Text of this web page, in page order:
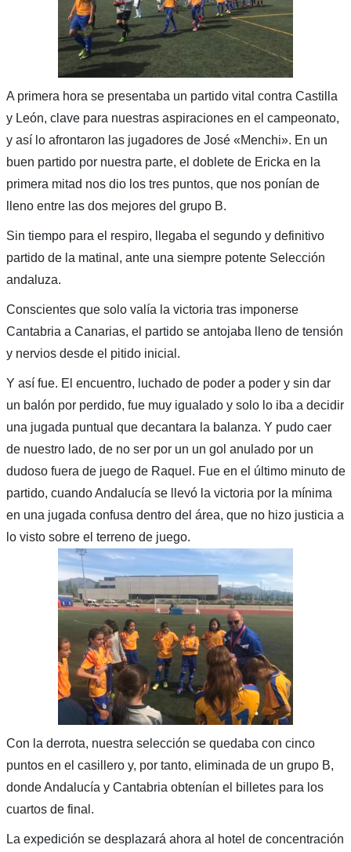
A primera hora se presentaba un partido vital contra Castilla
y León, clave para nuestras aspiraciones en el campeonato,
y así lo afrontaron las jugadores de José «Menchi». En un
buen partido por nuestra parte, el doblete de Ericka en la
primera mitad nos dio los tres puntos, que nos ponían de
lleno entre las dos mejores del grupo B.
Sin tiempo para el respiro, llegaba el segundo y definitivo
partido de la matinal, ante una siempre potente Selección
andaluza.
Conscientes que solo valía la victoria tras imponerse
Cantabria a Canarias, el partido se antojaba lleno de tensión
y nervios desde el pitido inicial.
Y así fue. El encuentro, luchado de poder a poder y sin dar
un balón por perdido, fue muy igualado y solo lo iba a decidir
una jugada puntual que decantara la balanza. Y pudo caer
de nuestro lado, de no ser por un un gol anulado por un
dudoso fuera de juego de Raquel. Fue en el último minuto de
partido, cuando Andalucía se llevó la victoria por la mínima
en una jugada confusa dentro del área, que no hizo justicia a
lo visto sobre el terreno de juego.
Con la derrota, nuestra selección se quedaba con cinco
puntos en el casillero y, por tanto, eliminada de un grupo B,
donde Andalucía y Cantabria obtenían el billetes para los
cuartos de final.
La expedición se desplazará ahora al hotel de concentración